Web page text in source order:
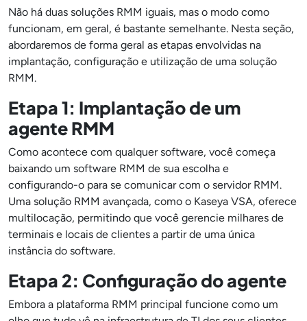
Não há duas soluções RMM iguais, mas o modo como
funcionam, em geral, é bastante semelhante. Nesta seção,
abordaremos de forma geral as etapas envolvidas na
implantação, configuração e utilização de uma solução
RMM.
Etapa 1: Implantação de um
agente RMM
Como acontece com qualquer software, você começa
baixando um software RMM de sua escolha e
configurando-o para se comunicar com o servidor RMM.
Uma solução RMM avançada, como o Kaseya VSA, oferece
multilocação, permitindo que você gerencie milhares de
terminais e locais de clientes a partir de uma única
instância do software.
Etapa 2: Configuração do agente
Embora a plataforma RMM principal funcione como um